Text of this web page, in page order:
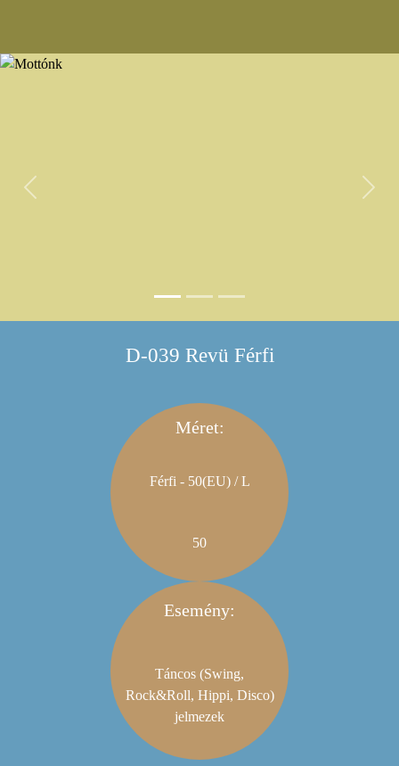
Previous Next
D-039 Revü Férfi
Méret:
Férfi - 50(EU) / L
50
Esemény:
Táncos (Swing,
Rock&Roll, Hippi, Disco)
jelmezek